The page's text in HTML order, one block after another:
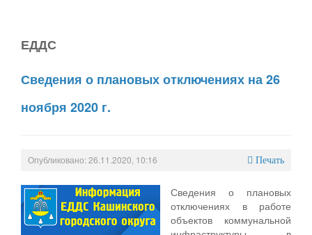
ЕДДС
Сведения о плановых отключениях на 26
ноября 2020 г.
Опубликовано: 26.11.2020, 10:16 Печать
Сведения о плановых
отключениях в работе
объектов коммунальной